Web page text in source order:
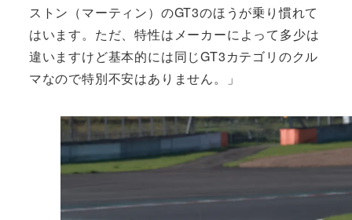
ストン（マーティン）のGT3のほうが乗り慣れて
はいます。ただ、特性はメーカーによって多少は
違いますけど基本的には同じGT3カテゴリのクル
マなので特別不安はありません。」